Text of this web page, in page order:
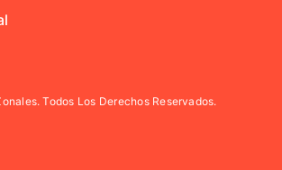
Todos Los Derechos Reservados.